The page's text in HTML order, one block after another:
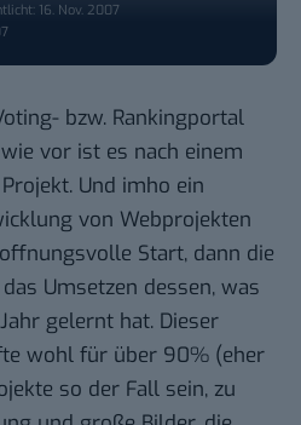
16. Nov. 2007
bzw. Rankingportal
vor ist es nach einem
Und imho ein
von Webprojekten
Start, dann die
Umsetzen dessen, was
gelernt hat. Dieser
wohl für über 90% (eher
so der Fall sein, zu